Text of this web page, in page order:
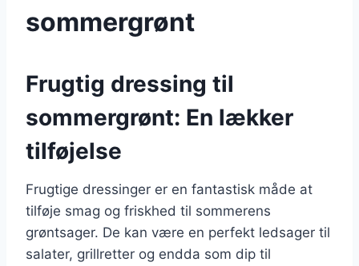
sommergrønt
Frugtig dressing til
sommergrønt: En lækker
tilføjelse
Frugtige dressinger er en fantastisk måde at
tilføje smag og friskhed til sommerens
grøntsager. De kan være en perfekt ledsager til
salater, grillretter og endda som dip til